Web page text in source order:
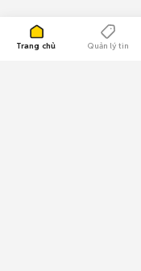
Trang chủ Quản lý tin